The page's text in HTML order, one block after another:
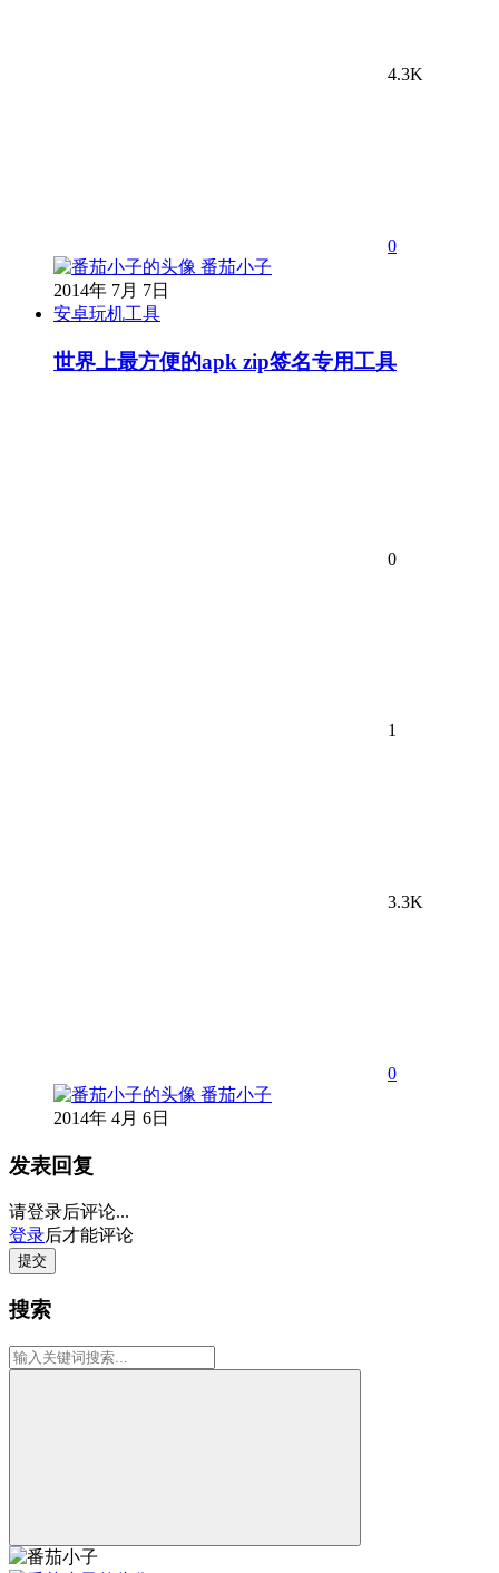
4.3K
0
番茄小子
2014年 7月 7日
安卓玩机工具
世界上最方便的apk zip签名专用工具
0
1
3.3K
0
番茄小子
2014年 4月 6日
发表回复
请登录后评论...
登录后才能评论
提交
搜索